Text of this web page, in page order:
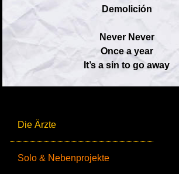
Die Ärzte
Solo & Nebenprojekte
Demolición
Never Never
Once a year
It’s a sin to go away